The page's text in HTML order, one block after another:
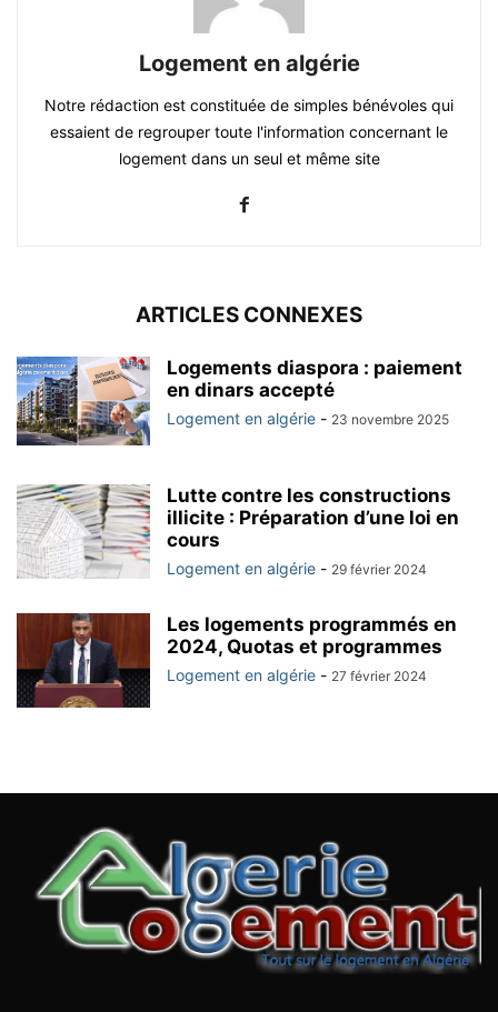
Logement en algérie
Notre rédaction est constituée de simples bénévoles qui
essaient de regrouper toute l'information concernant le
logement dans un seul et même site
ARTICLES CONNEXES
Logements diaspora : paiement
en dinars accepté
Logement en algérie - 23 novembre 2025
Lutte contre les constructions
illicite : Préparation d’une loi en
cours
Logement en algérie - 29 février 2024
Les logements programmés en
2024, Quotas et programmes
Logement en algérie - 27 février 2024